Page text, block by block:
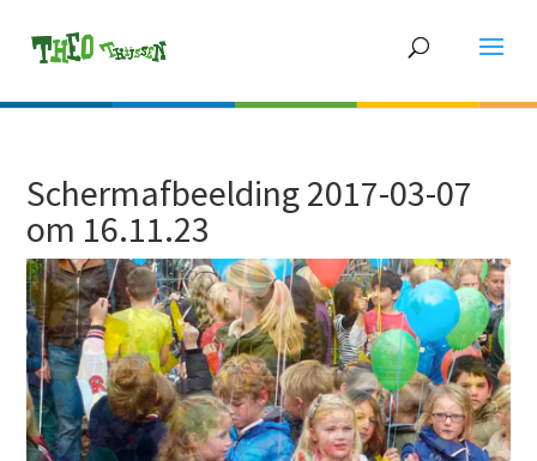
Schermafbeelding 2017-03-07
om 16.11.23